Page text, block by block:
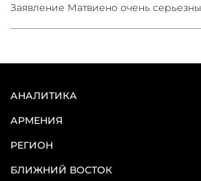
Заявление Матвиено очень
АНАЛИТИКА
АРМЕНИЯ
РЕГИОН
БЛИЖНИЙ ВОСТОК